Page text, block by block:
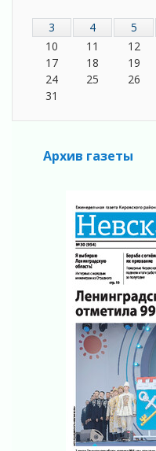
05 августа 2026
Пульс региона
05 августа 2026
«Результат
ведомства и
Не оставят в беде
На лидирующих
04 августа 2026
Итоги конкурса
Кадрового центра
04 августа 2026
Ставка на
04 августа 2026
В Ленобласти
мобильного трафика
Полумрак бьёт по
04 августа 2026
Вниманию
04 августа 2026
3
4 5
10
11 12
17
18 19
24
25 26
31
Архив газеты